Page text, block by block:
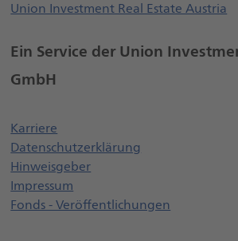
Union Investment Real Estate Austria
Ein Service der Union
GmbH
Karriere
Datenschutzerklärung
HinweisgeberÖffnet einen neuen
Impressum
Fonds - Veröffentlichungen